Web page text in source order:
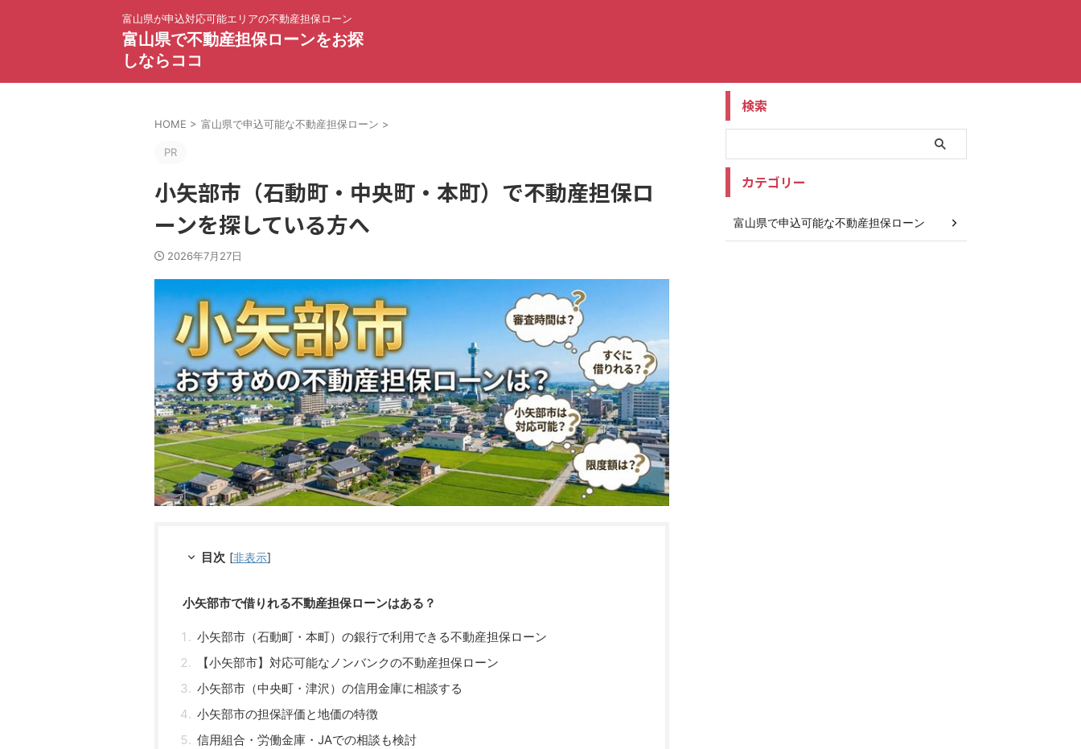
富山県が申込対応可能エリアの不動産担保ローン
富山県で不動産担保ローンをお探
しならココ
HOME > 富山県で申込可能な不動産担保ローン >
PR
小矢部市（石動町・中央町・本町）で不動産担保ロ
ーンを探している方へ
2026年7月27日
目次 [非表示]
小矢部市で借りれる不動産担保ローンはある？
小矢部市（石動町・本町）の銀行で利用できる不動産担保ローン
【小矢部市】対応可能なノンバンクの不動産担保ローン
小矢部市（中央町・津沢）の信用金庫に相談する
小矢部市の担保評価と地価の特徴
信用組合・労働金庫・JAでの相談も検討
検索
カテゴリー
富山県で申込可能な不動産担保ローン